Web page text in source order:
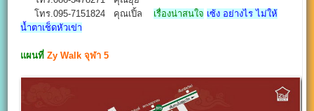
โทร.095-7151824 คุณเปิ้ล เรื่องน่าสนใจ เซ้ง อย่างไร ไม่ให้
น้ำตาเช็ดหัวเข่า
แผนที่ Zy Walk จุฬา 5